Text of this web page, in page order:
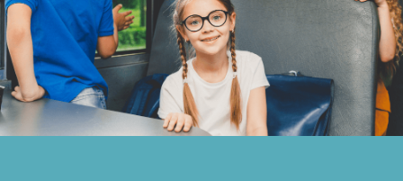
Новогодняя программа для школьников в музее
военной формы в стариной усадьбе Тургеневых-
Боткиных – это великолепная возможность
организовать увлекательную и познавательную
экскурсию для школьных классов в Москве. Это
мероприятие позволяет юным посетителям
окунуться в атмосферу истории, познакомиться с
уникальными экспонатами и получить новые
знания о военной форме и образе жизни
прошлых времен. Школьная поездка в музей
военной формы в стариной усадьбе Тургеневых-